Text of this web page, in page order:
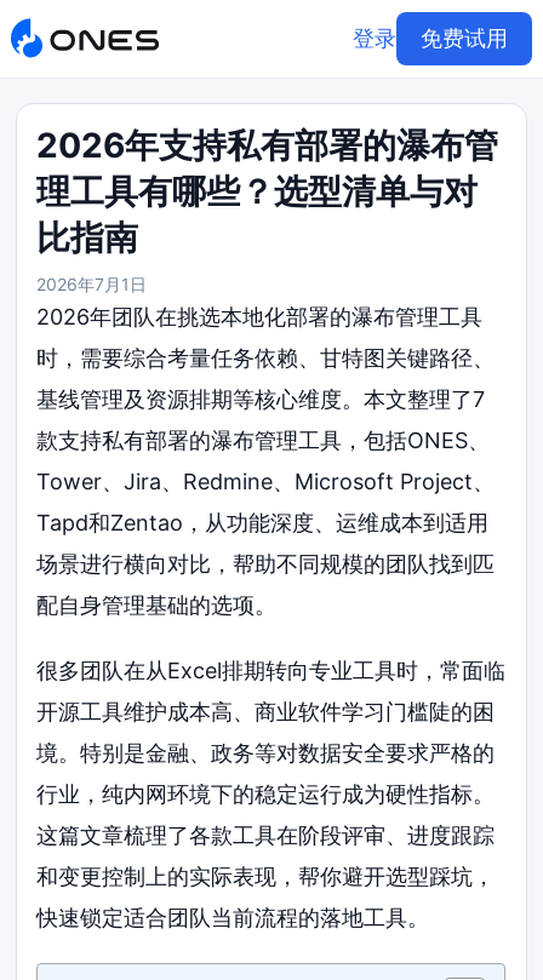
登录 免费试用
2026年支持私有部署的瀑布管
理工具有哪些？选型清单与对
比指南
2026年7月1日
2026年团队在挑选本地化部署的瀑布管理工具
时，需要综合考量任务依赖、甘特图关键路径、
基线管理及资源排期等核心维度。本文整理了7
款支持私有部署的瀑布管理工具，包括ONES、
Tower、Jira、Redmine、Microsoft Project、
Tapd和Zentao，从功能深度、运维成本到适用
场景进行横向对比，帮助不同规模的团队找到匹
配自身管理基础的选项。
很多团队在从Excel排期转向专业工具时，常面临
开源工具维护成本高、商业软件学习门槛陡的困
境。特别是金融、政务等对数据安全要求严格的
行业，纯内网环境下的稳定运行成为硬性指标。
这篇文章梳理了各款工具在阶段评审、进度跟踪
和变更控制上的实际表现，帮你避开选型踩坑，
快速锁定适合团队当前流程的落地工具。